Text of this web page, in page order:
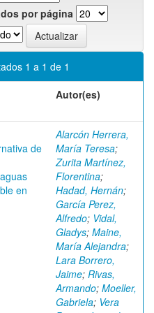
por página
1 a 1 de 1
Autor(es)
de
en
Alarcón Herrera,
María Teresa;
Zurita Martínez,
Florentina;
Hadad, Hernán;
García Perez,
Alfredo; Vidal,
Gladys; Maine,
María Alejandra;
Lara Borrero,
Jaime; Rivas,
Armando; Moeller,
Gabriela; Vera